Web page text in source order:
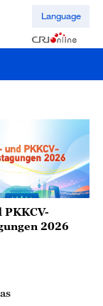
Language
PKKCV-
2026